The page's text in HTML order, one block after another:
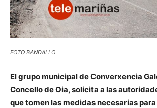
FOTO BANDALLO
El grupo municipal de Converxencia
Concello de Oia, solicita a las
que tomen las medidas necesarias